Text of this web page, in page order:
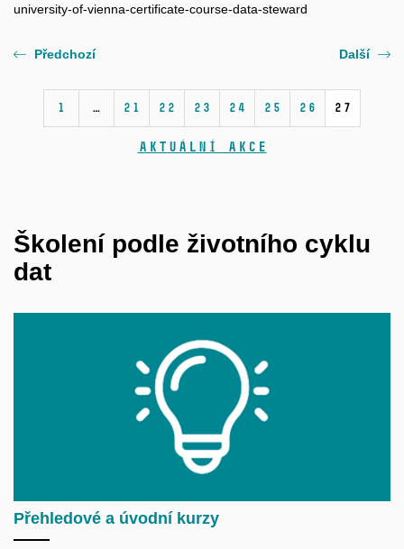
university-of-vienna-certificate-course-data-steward
Předchozí
1 … 21 22 23 24 25 26 27
Další
Aktuální akce
Školení podle životního cyklu
dat
Přehledové a úvodní kurzy